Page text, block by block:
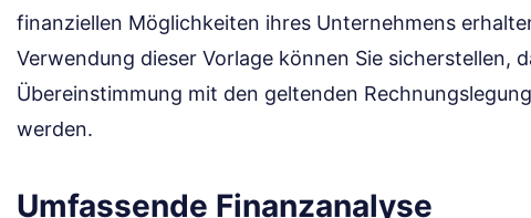
finanziellen Möglichkeiten ihres Unternehmens
Verwendung dieser Vorlage können Sie sicherstellen,
Übereinstimmung mit den geltenden
werden.
Umfassende Finanzanalyse